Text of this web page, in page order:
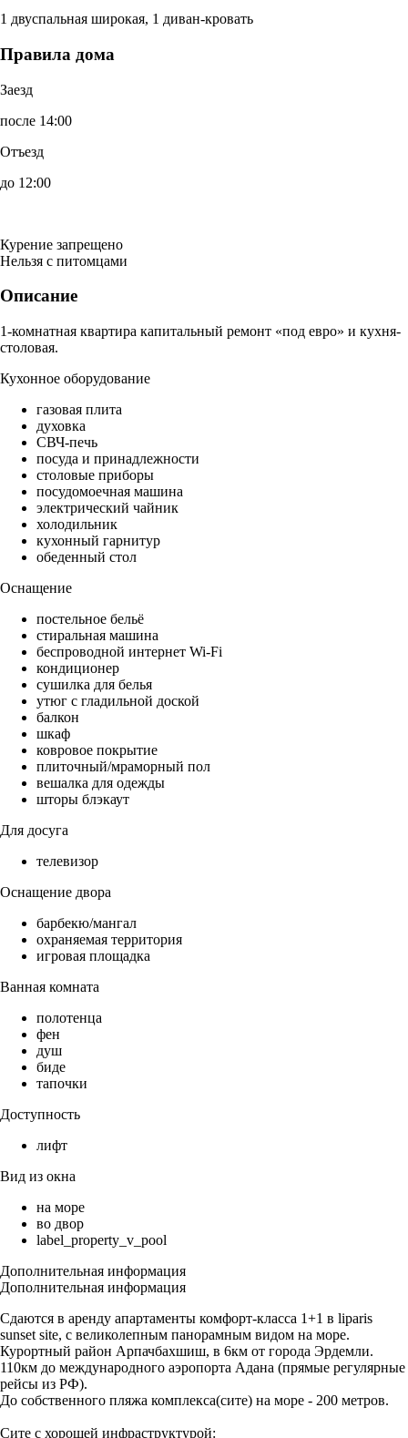
1 двуспальная широкая, 1 диван-кровать
Правила дома
Заезд
после 14:00
Отъезд
до 12:00
Курение запрещено
Нельзя с питомцами
Описание
1-комнатная квартира капитальный ремонт «под евро» и кухня-
столовая.
Кухонное оборудование
газовая плита
духовка
СВЧ-печь
посуда и принадлежности
столовые приборы
посудомоечная машина
электрический чайник
холодильник
кухонный гарнитур
обеденный стол
Оснащение
постельное бельё
стиральная машина
беспроводной интернет Wi-Fi
кондиционер
сушилка для белья
утюг с гладильной доской
балкон
шкаф
ковровое покрытие
плиточный/мраморный пол
вешалка для одежды
шторы блэкаут
Для досуга
телевизор
Оснащение двора
барбекю/мангал
охраняемая территория
игровая площадка
Ванная комната
полотенца
фен
душ
биде
тапочки
Доступность
лифт
Вид из окна
на море
во двор
label_property_v_pool
Дополнительная информация
Дополнительная информация
Сдаются в аренду апартаменты комфорт-класса 1+1 в liparis
sunset site, с великолепным панорамным видом на море.
Курортный район Арпачбахшиш, в 6км от города Эрдемли.
110км до международного аэропорта Адана (прямые регулярные
рейсы из РФ).
До собственного пляжа комплекса(сите) на море - 200 метров.
Сите с хорошей инфраструктурой: